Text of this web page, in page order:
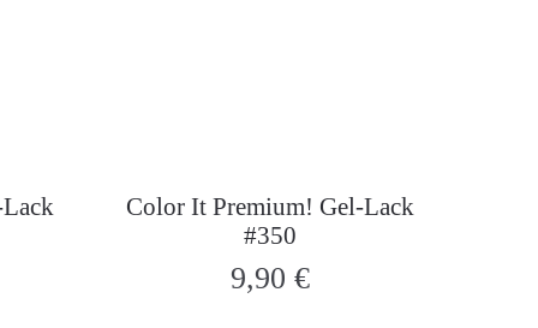
Color It Premium! Gel-Lack
#350
9,90 €